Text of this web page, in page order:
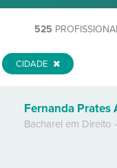
525
CIDADE
Fernanda Prates
Bacharel em Direito -